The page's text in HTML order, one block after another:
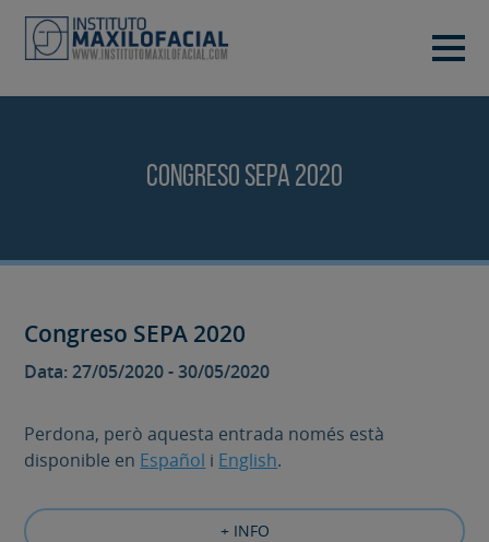
Congreso SEPA 2020
Congreso SEPA 2020
Data: 27/05/2020 - 30/05/2020
Perdona, però aquesta entrada només està
disponible en Español i English.
+ INFO